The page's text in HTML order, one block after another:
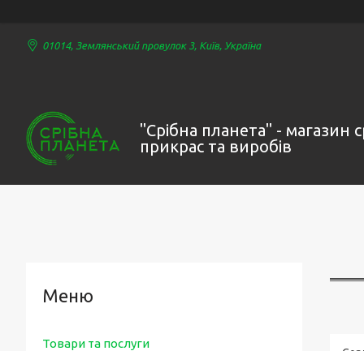
01014, Землянський провулок 3, Київ, Україна
"Срібна планета" - магазин
прикрас та виробів
Товари та послуги